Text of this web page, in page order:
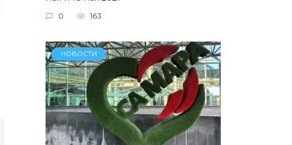
0 163
НОВОСТИ